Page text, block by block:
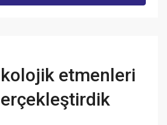
etmenleri